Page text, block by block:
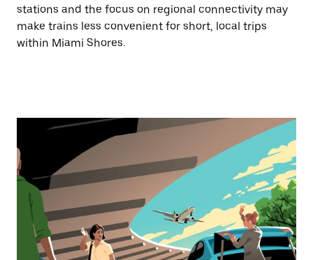
stations and the focus on regional connectivity may
make trains less convenient for short, local trips
within Miami Shores.